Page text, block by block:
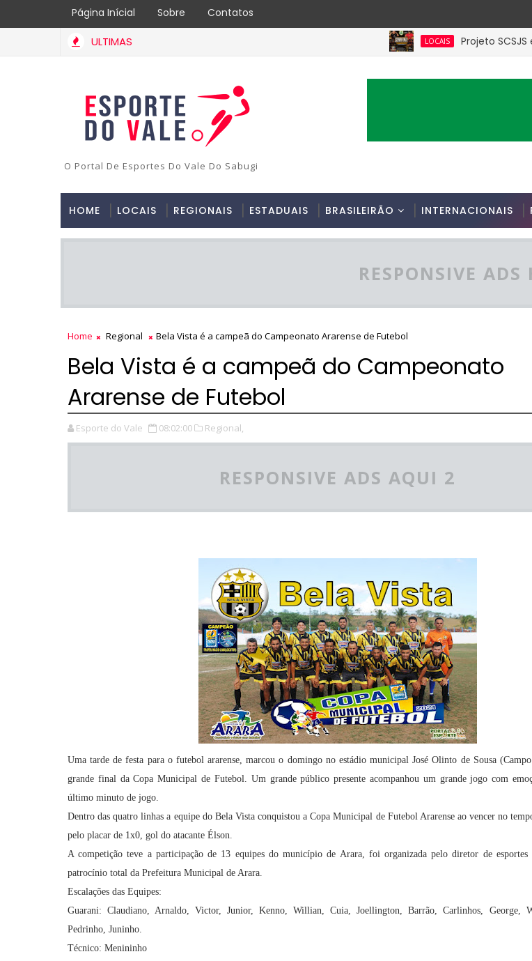
Página Inícial Sobre Contatos
ULTIMAS LOCAIS Projeto SCSJS
O Portal De Esportes Do Vale Do Sabugi
HOME LOCAIS REGIONAIS ESTADUAIS BRASILEIRÃO INTERNACIONAIS
RESPONSIVE ADS
Home Regional Bela Vista é a campeã do Campeonato Ararense de Futebol
Bela Vista é a campeã do Campeonato
Ararense de Futebol
Esporte do Vale 08:02:00 Regional,
RESPONSIVE ADS AQUI 2
Uma tarde de festa para o futebol ararense, marcou o domingo no estádio municipal José Olinto de Sousa
grande final da Copa Municipal de Futebol. Um grande público presente acompanhou um grande jogo com
último minuto de jogo.
Dentro das quatro linhas a equipe do Bela Vista conquistou a Copa Municipal de Futebol Ararense ao vencer no
pelo placar de 1x0, gol do atacante Élson.
A competição teve a participação de 13 equipes do município de Arara, foi organizada pelo diretor de esportes
patrocínio total da Prefeitura Municipal de Arara.
Escalações das Equipes:
Guarani: Claudiano, Arnaldo, Victor, Junior, Kenno, Willian, Cuia, Joellington, Barrão, Carlinhos, George,
Pedrinho, Juninho.
Técnico: Menininho